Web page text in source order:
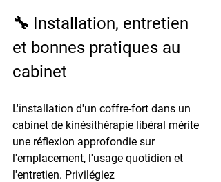
🔧 Installation, entretien
et bonnes pratiques au
cabinet
L'installation d'un coffre-fort dans un
cabinet de kinésithérapie libéral mérite
une réflexion approfondie sur
l'emplacement, l'usage quotidien et
l'entretien. Privilégiez